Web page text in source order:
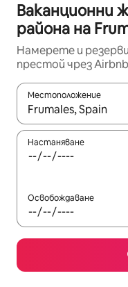
Ваканционни
района на
Намерете и
престой чрез Airbnb
Местоположение
Когато
Настаняване
Освобождаване